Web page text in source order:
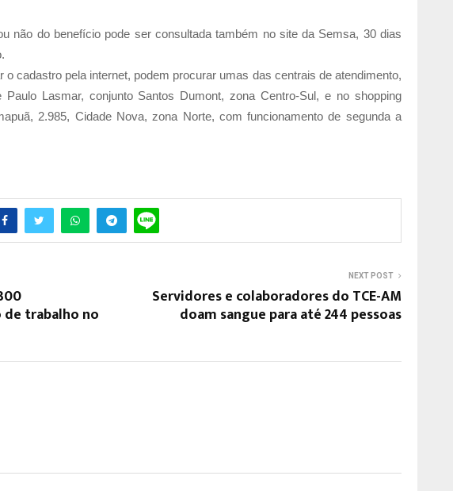
não do benefício pode ser consultada também no site da Semsa, 30 dias
cadastro pela internet, podem procurar umas das centrais de atendimento,
Paulo Lasmar, conjunto Santos Dumont, zona Centro-Sul, e no shopping
2.985, Cidade Nova, zona Norte, com funcionamento de segunda a
trabalho no
NEXT POST
Servidores e colaboradores do TCE-AM
doam sangue para até 244 pessoas